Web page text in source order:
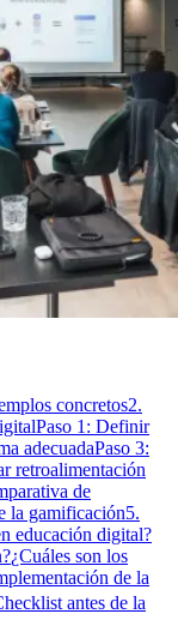
concretos2.
Paso 1: Definir
adecuadaPaso 3:
retroalimentación
de
la gamificación5.
educación digital?
¿Cuáles son los
de la
antes de la